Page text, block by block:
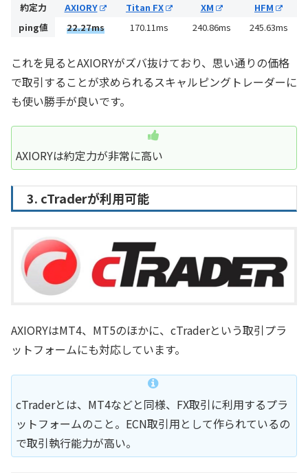
約定力 AXIORY Titan FX XM
HFM
ping値
22.27ms 170.11ms 240.86ms 245.63ms
これを見るとAXIORYがズバ抜けており、思い通りの価格
で取引することが求められるスキャルピングトレーダーに
も使い勝手が良いです。
AXIORYは約定力が非常に高い
3. cTraderが利用可能
AXIORYはMT4、MT5のほかに、cTraderという取引プラ
ットフォームにも対応しています。
cTraderとは、MT4などと同様、FX取引に利用するプラ
ットフォームのこと。ECN取引用として作られているの
で取引執行能力が高い。